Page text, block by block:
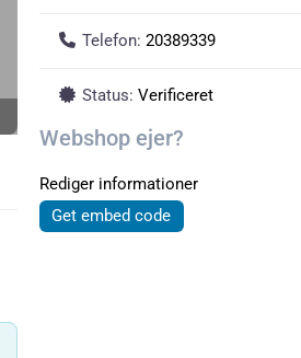
Telefon: 20389339
Status: Verificeret
Webshop ejer?
Rediger informationer
Get embed code